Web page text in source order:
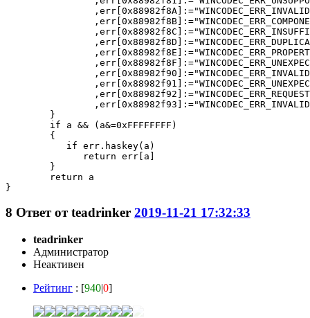
8 Ответ отteadrinker 2019-11-21 17:32:33
teadrinker
Администратор
Неактивен
Рейтинг : [940|0]